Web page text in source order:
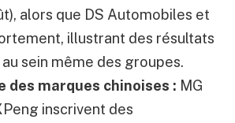
alors que DS Automobiles et
illustrant des résultats
sein même des groupes.
des marques chinoises : MG
inscrivent des